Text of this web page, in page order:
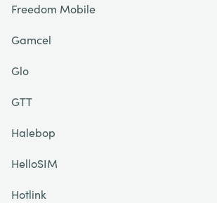
Freedom Mobile
Gamcel
Glo
GTT
Halebop
HelloSIM
Hotlink